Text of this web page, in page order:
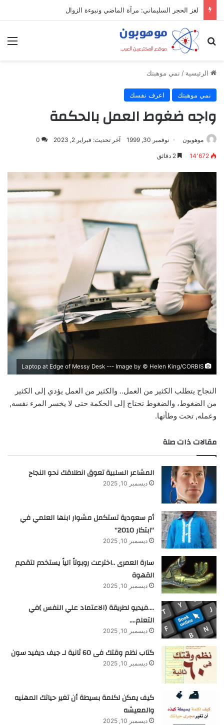
لغز الحجر السليماني: مرآة الماضي ونبوءة الزوال
بحث عن
الرئيسية / نمي موهبتك
نمي موهبتك اعرف نفسك
واجه ضغوط العمل بالحكمة
موهوبون نوفمبر 30, 1999 آخر تحديث: فبراير 2, 2023 0
14٬672
النجاح يتطلب الكثير من العمل.. والكثير من العمل يؤدي إلى الكثير
من الضغوط، والضغوط تحتاج إلى الحكمة حتى لا يخسر المرء نفسه,
وعمله, تحت وطأتها.
مقالات ذات صلة
المشاعر السلبية تعوق انطلاقك نحو النجاح
ديسمبر 10, 2025
أم سعودية تستكمل مشوار ابنها العلمي في
“ابتكار 2010”
ديسمبر 10, 2025
سارة العمرى ..اخترعت روبوتاً آلياً يستخدم لتقديم
القهوة
ديسمبر 10, 2025
….فيديو لطريقة (الاعتماد علي النفس )في
التعلم….
ديسمبر 10, 2025
كتاب نظم وقتك فى 60 ثانية لـ جيف ديفيد سون
ديسمبر 10, 2025
كيف يمكن لكلمة بسيطة أن تغير حياتك المهنيه
والمعيشه
ديسمبر 10, 2025